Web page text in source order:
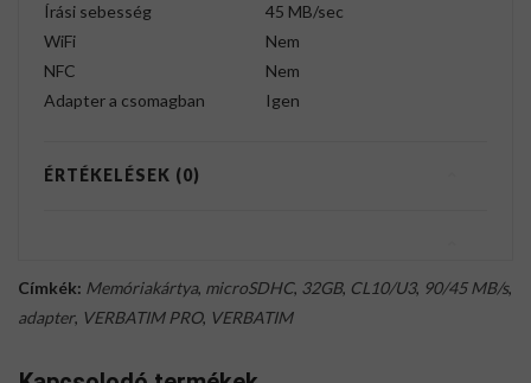
Írási sebesség
45 MB/sec
WiFi
Nem
NFC
Nem
Adapter a csomagban
Igen
ÉRTÉKELÉSEK (0)
Címkék: Memóriakártya, microSDHC, 32GB, CL10/U3, 90/45 MB/s,
adapter, VERBATIM PRO, VERBATIM